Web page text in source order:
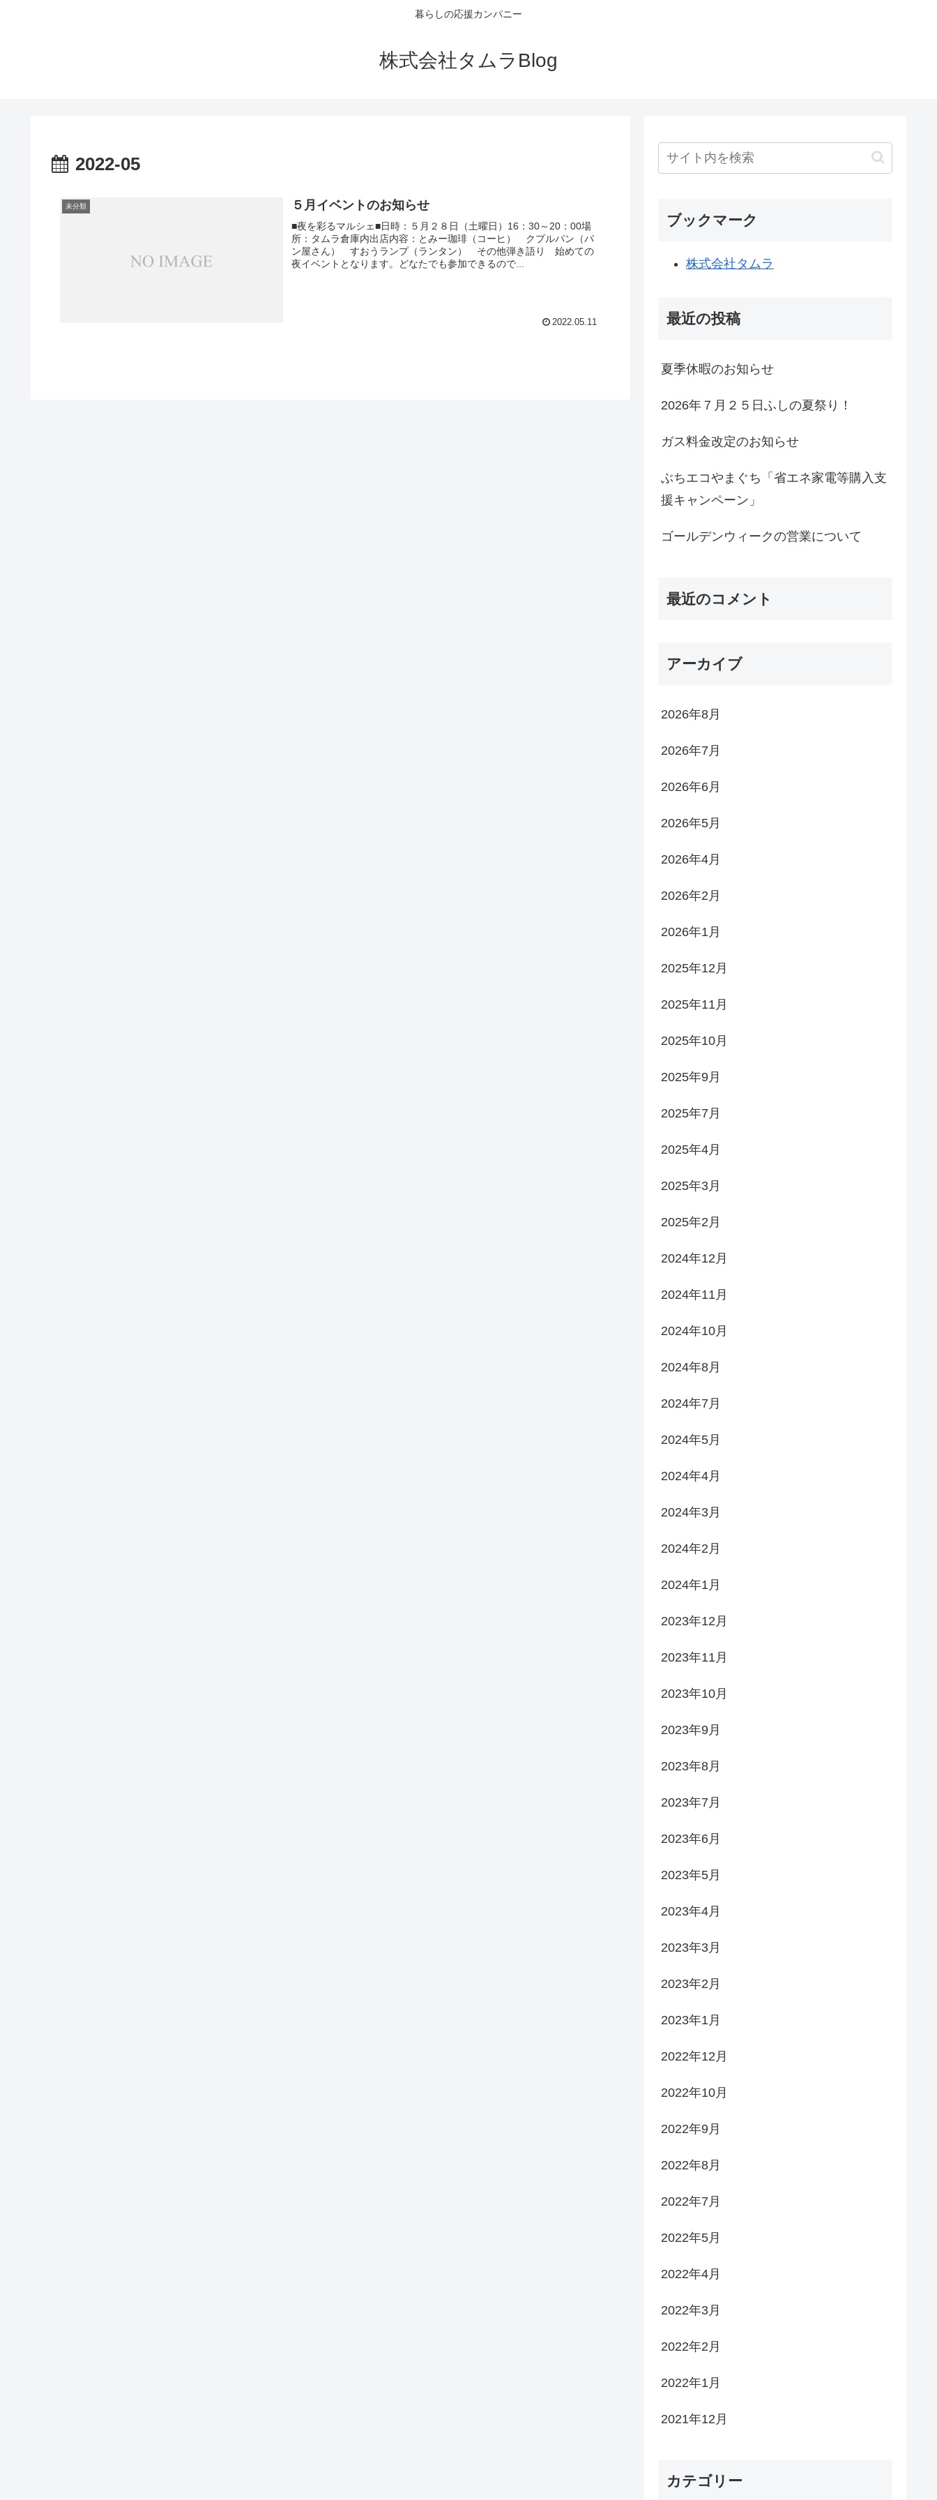
暮らしの応援カンパニー
株式会社タムラBlog
2022-05
未分類 ５月イベントのお知らせ
■夜を彩るマルシェ■日時：５月２８日（土曜日）16：30～20：00場
所：タムラ倉庫内出店内容：とみー珈琲（コーヒ） クプルパン（パ
ン屋さん） すおうランプ（ランタン） その他弾き語り 始めての
夜イベントとなります。どなたでも参加できるので...
2022.05.11
ブックマーク
株式会社タムラ
最近の投稿
夏季休暇のお知らせ
2026年７月２５日ふしの夏祭り！
ガス料金改定のお知らせ
ぶちエコやまぐち「省エネ家電等購入支
援キャンペーン」
ゴールデンウィークの営業について
最近のコメント
アーカイブ
2026年8月
2026年7月
2026年6月
2026年5月
2026年4月
2026年2月
2026年1月
2025年12月
2025年11月
2025年10月
2025年9月
2025年7月
2025年4月
2025年3月
2025年2月
2024年12月
2024年11月
2024年10月
2024年8月
2024年7月
2024年5月
2024年4月
2024年3月
2024年2月
2024年1月
2023年12月
2023年11月
2023年10月
2023年9月
2023年8月
2023年7月
2023年6月
2023年5月
2023年4月
2023年3月
2023年2月
2023年1月
2022年12月
2022年10月
2022年9月
2022年8月
2022年7月
2022年5月
2022年4月
2022年3月
2022年2月
2022年1月
2021年12月
カテゴリー